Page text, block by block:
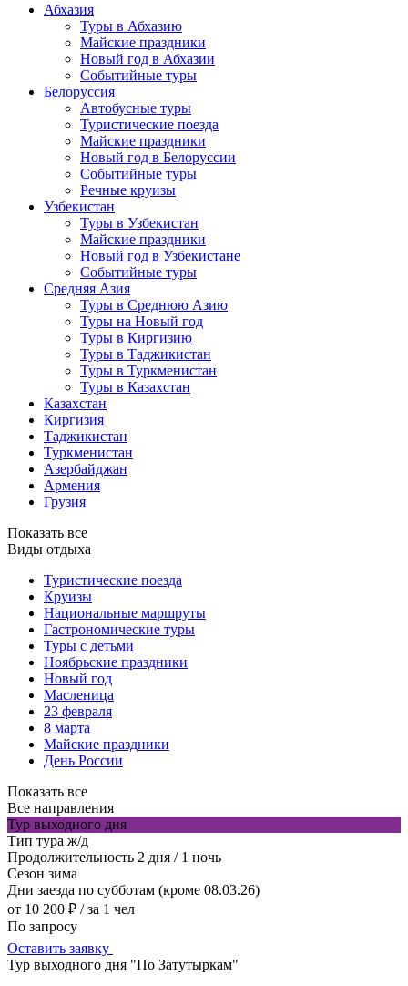
Абхазия
Туры в Абхазию
Майские праздники
Новый год в Абхазии
Событийные туры
Белоруссия
Автобусные туры
Туристические поезда
Майские праздники
Новый год в Белоруссии
Событийные туры
Речные круизы
Узбекистан
Туры в Узбекистан
Майские праздники
Новый год в Узбекистане
Событийные туры
Средняя Азия
Туры в Среднюю Азию
Туры на Новый год
Туры в Киргизию
Туры в Таджикистан
Туры в Туркменистан
Туры в Казахстан
Казахстан
Киргизия
Таджикистан
Туркменистан
Азербайджан
Армения
Грузия
Показать все
Виды отдыха
Туристические поезда
Круизы
Национальные маршруты
Гастрономические туры
Туры с детьми
Ноябрьские праздники
Новый год
Масленица
23 февраля
8 марта
Майские праздники
День России
Показать все
Все направления
Тур выходного дня
Тип тура ж/д
Продолжительность 2 дня / 1 ночь
Сезон зима
Дни заезда по субботам (кроме 08.03.26)
от 10 200 ₽ / за 1 чел
По запросу
Оставить заявку
Тур выходного дня "По Затутыркам"